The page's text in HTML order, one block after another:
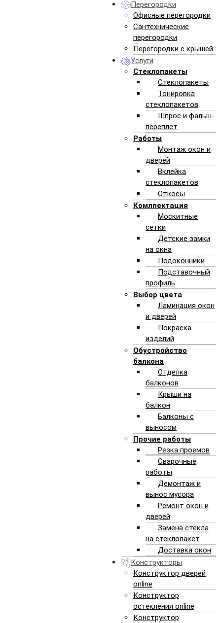
Перегородки
Офисные перегородки
Сантехнические
перегородки
Перегородки с крышей
Услуги
Стеклопакеты
Стеклопакеты
Тонировка
стеклопакетов
Шпрос и фальш-
переплет
Работы
Монтаж окон и
дверей
Вклейка
стеклопакетов
Откосы
Комлпектация
Москитные
сетки
Детские замки
на окна
Подоконники
Подставочный
профиль
Выбор цвета
Ламинация окон
и дверей
Покраска
изделий
Обустройство
балкона
Отделка
балконов
Крыши на
балкон
Балконы с
выносом
Прочие работы
Резка проемов
Сварочные
работы
Демонтаж и
вынос мусора
Ремонт окон и
дверей
Замена стекла
на стеклопакет
Доставка окон
Конструкторы
Конструктор дверей
online
Конструктор
остекления online
Конструктор
первоначальный вид окна
ЗАКАЗАТЬ
демонтаж окна и части стены
под окном